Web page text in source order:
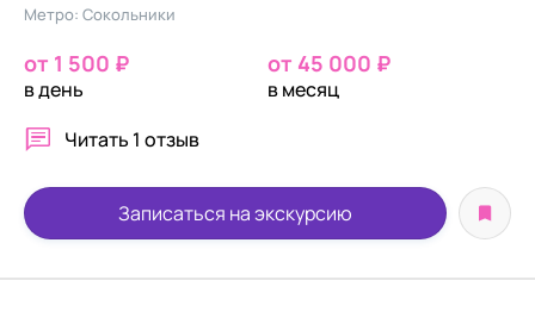
Метро: Сокольники
от 1 500 ₽
в день
от 45 000 ₽
в месяц
Читать 1 отзыв
Записаться на экскурсию